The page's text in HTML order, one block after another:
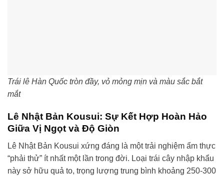
Trái lê Hàn Quốc tròn đầy, vỏ mỏng mịn và màu sắc bắt
mắt
Lê Nhật Bản Kousui: Sự Kết Hợp Hoàn Hảo
Giữa Vị Ngọt và Độ Giòn
Lê Nhật Bản Kousui xứng đáng là một trải nghiệm ẩm thực
“phải thử” ít nhất một lần trong đời. Loại trái cây nhập khẩu
này sở hữu quả to, trọng lượng trung bình khoảng 250-300